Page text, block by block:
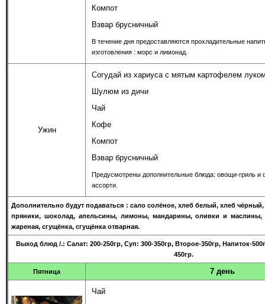
Компот
Взвар брусничный
В течение дня предоставляются прохладительные
изготовления : морс и лимонад.
Ужин
Согудай из хариуса с мятым картофелем
Шулюм из дичи
Чай
Кофе
Компот
Взвар брусничный
Предусмотрены дополнительные блюда: овощи-гриль и
ассорти.
Дополнительно будут подаваться : сало солёное, хлеб белый, хлеб
пряники, шоколад, апельсины, лимоны, мандарины, оливки и маслины,
жареная, сгущёнка, сгущёнка отварная.
Выход блюд /.: Салат: 200-250гр, Суп: 300-350гр, Второе-350гр, Напиток-
450гр.
Пятница 7 день
Чай